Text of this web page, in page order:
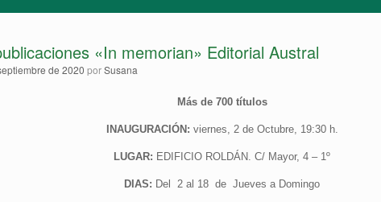
«In memorian» Editorial Austral
de 2020 porSusana
Más de 700 títulos
INAUGURACIÓN: viernes, 2 de Octubre, 19:30 h.
LUGAR: EDIFICIO ROLDÁN. C/ Mayor, 4 – 1º
DIAS: Del 2 al 18 de Jueves a Domingo